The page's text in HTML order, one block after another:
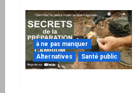
Les
infos
du
2
avril
2022
du
site
Les
à ne pas manquer
Alternatives
Santé public